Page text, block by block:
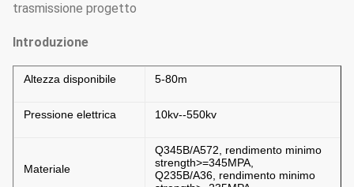
trasmissione progetto
Introduzione
Altezza disponibile 5-80m
Pressione elettrica 10kv--550kv
Materiale
Q345B/A572, rendimento minimo
strength>=345MPA,
Q235B/A36, rendimento minimo